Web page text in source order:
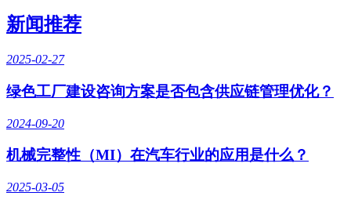
新闻推荐
2025-02-27
绿色工厂建设咨询方案是否包含供应链管理优化？
2024-09-20
机械完整性（MI）在汽车行业的应用是什么？
2025-03-05